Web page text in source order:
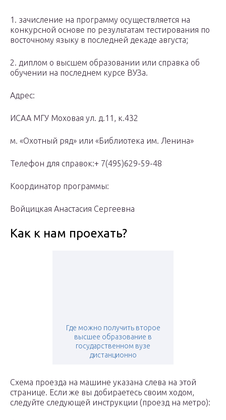
1. зачисление на программу осуществляется на
конкурсной основе по результатам тестирования по
восточному языку в последней декаде августа;
2. диплом о высшем образовании или справка об
обучении на последнем курсе ВУЗа.
Адрес:
ИСАА МГУ Моховая ул. д.11, к.432
м. «Охотный ряд» или «Библиотека им. Ленина»
Телефон для справок:+ 7(495)629-59-48
Координатор программы:
Войцицкая Анастасия Сергеевна
Как к нам проехать?
Где можно получить второе
высшее образование в
государственном вузе
дистанционно
Схема проезда на машине указана слева на этой
странице. Если же вы добираетесь своим ходом,
следуйте следующей инструкции (проезд на метро):